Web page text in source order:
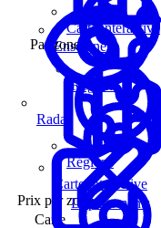
Enseignes
Carte interactive
Prix par zone
Régions
Départements
Carte
Carte interactive
Par zone
Régions
Radar